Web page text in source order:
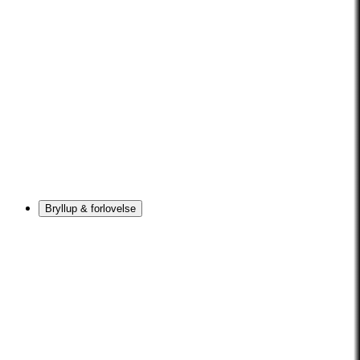
Bryllup & forlovelse